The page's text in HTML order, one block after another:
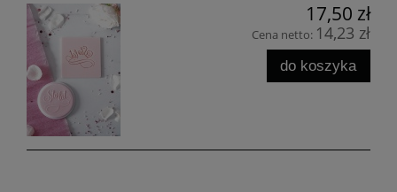
17,50 zł
Cena netto: 14,23 zł
do koszyka